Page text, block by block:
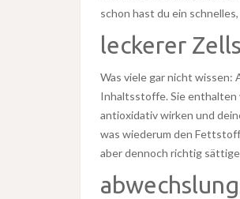
schon hast du ein
leckerer
Was viele gar nicht
Inhaltsstoffe. Sie enthalten
antioxidativ wirken und
was wiederum den
aber dennoch richtig